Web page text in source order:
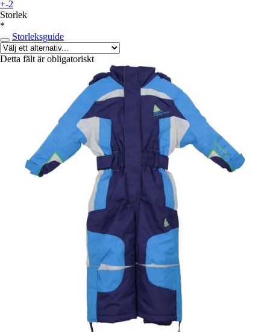
+-2
Storlek
*
Storleksguide
Detta fält är obligatoriskt